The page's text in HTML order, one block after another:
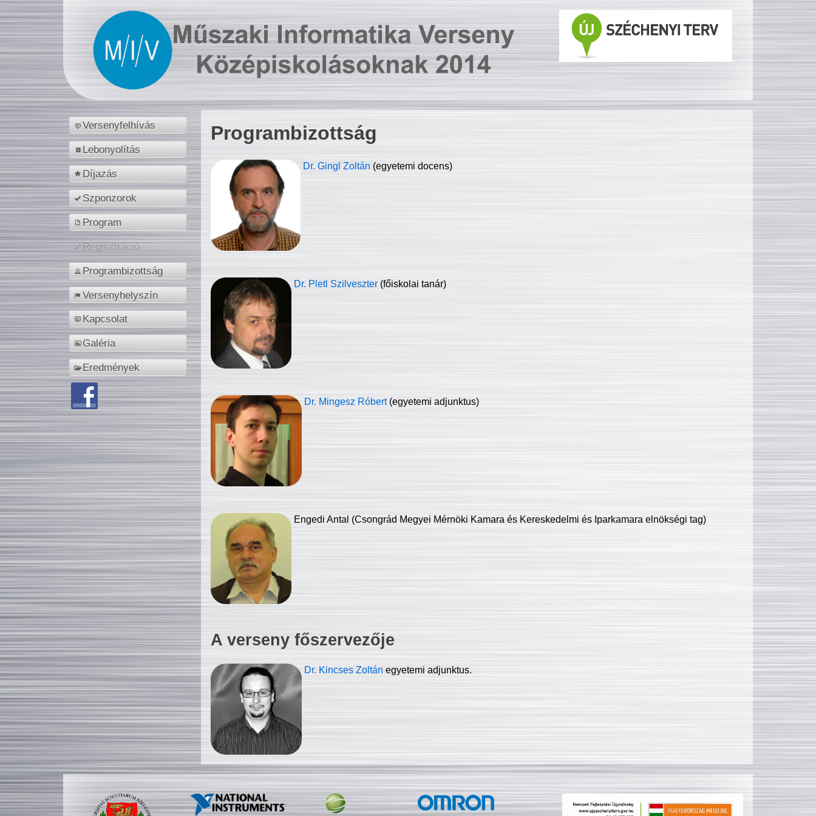
Versenyfelhívás
Lebonyolítás
Díjazás
Szponzorok
Program
Regisztráció
Programbizottság
Versenyhelyszín
Kapcsolat
Galéria
Eredmények
Programbizottság
Dr. Gingl Zoltán (egyetemi docens)
Dr. Pletl Szilveszter (főiskolai tanár)
Dr. Mingesz Róbert (egyetemi adjunktus)
Engedi Antal (Csongrád Megyei Mérnöki Kamara és Kereskedelmi és Iparkamara elnökségi tag)
A verseny főszervezője
Dr. Kincses Zoltán egyetemi adjunktus.